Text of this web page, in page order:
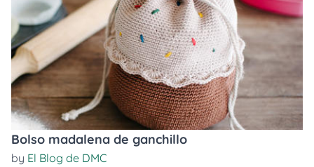
Bolso madalena de ganchillo
by El Blog de DMC